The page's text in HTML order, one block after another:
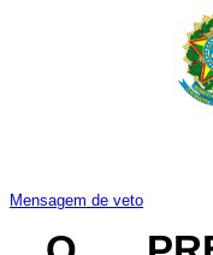
Mensagem de veto